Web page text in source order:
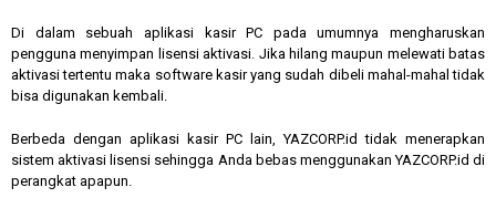
Di dalam sebuah aplikasi kasir PC pada umumnya mengharuskan
pengguna menyimpan lisensi aktivasi. Jika hilang maupun melewati batas
aktivasi tertentu maka software kasir yang sudah dibeli mahal-mahal tidak
bisa digunakan kembali.
Berbeda dengan aplikasi kasir PC lain, YAZCORP.id tidak menerapkan
sistem aktivasi lisensi sehingga Anda bebas menggunakan YAZCORP.id di
perangkat apapun.